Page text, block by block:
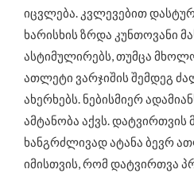
იცვლება. კვლევებით
ხარისხის ზრდა კუნთოვანი
ასტიმულირებს, თუმცა
ათლეტი ვარჯიშის შემდეგ
ახერხებს. ნებისმიერ
ამტანობა აქვს. დატვირთვის
ხანგრძლივად ატანა ბევრ
იმისთვის, რომ დატვირთვა